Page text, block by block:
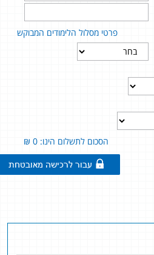
פרטי מסלול הלימודים המבוקש
הסכום לתשלום הינו: 0 ₪